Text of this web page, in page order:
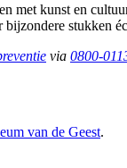
kunst en
stukken
via 0800-
van de Geest.